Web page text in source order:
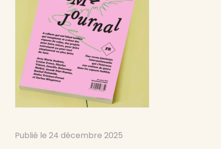
Publié le 24 décembre 2025